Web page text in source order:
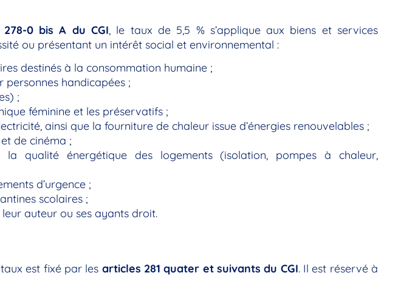
0 bis A du CGI, le taux de 5,5 % s’applique aux biens et services
ou présentant un intérêt social et environnemental :
destinés à la consommation humaine ;
personnes handicapées ;
;
féminine et les préservatifs ;
ainsi que la fourniture de chaleur issue d’énergies renouvelables ;
de cinéma ;
la qualité énergétique des logements (isolation, pompes à chaleur,
d’urgence ;
scolaires ;
auteur ou ses ayants droit.
est fixé par les articles 281 quater et suivants du CGI. Il est réservé à